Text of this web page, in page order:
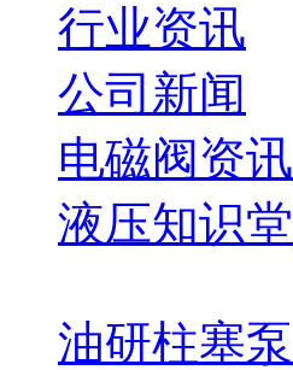
行业资讯
公司新闻
电磁阀资讯
液压知识堂
油研柱塞泵